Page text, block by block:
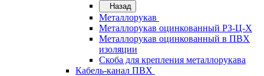
Назад
Металлорукав
Металлорукав оцинкованный РЗ-Ц-Х
Металлорукав оцинкованный в ПВХ
изоляции
Скоба для крепления металлорукава
Кабель-канал ПВХ